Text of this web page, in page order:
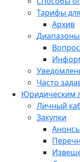
Тарифы
Архив
Часто
Юридическим
Личный
Закупки
Анонсы